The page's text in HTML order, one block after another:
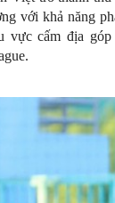
với khả năng
vực cấm địa